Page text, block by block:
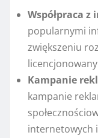
Współpraca
popularnymi
zwiększeniu
Kampanie
kampanie
internetowych